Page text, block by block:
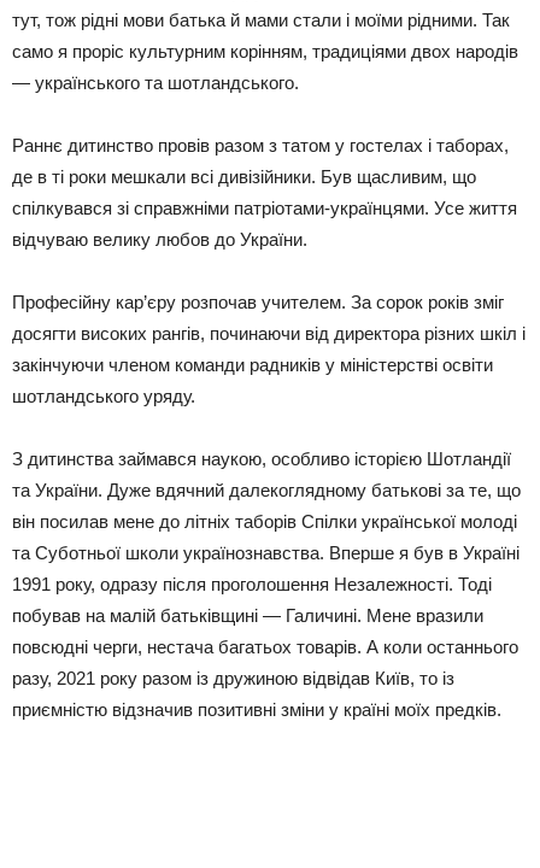
тут, тож рідні мови батька й мами стали і моїми рідними. Так
само я проріс культурним корінням, традиціями двох народів
— українського та шотландського.
Раннє дитинство провів разом з татом у гостелах і таборах,
де в ті роки мешкали всі дивізійники. Був щасливим, що
спілкувався зі справжніми патріотами-українцями. Усе життя
відчуваю велику любов до України.
Професійну кар’єру розпочав учителем. За сорок років зміг
досягти високих рангів, починаючи від директора різних шкіл і
закінчуючи членом команди радників у міністерстві освіти
шотландського уряду.
З дитинства займався наукою, особливо історією Шотландії
та України. Дуже вдячний далекоглядному батькові за те, що
він посилав мене до літніх таборів Спілки української молоді
та Суботньої школи українознавства. Вперше я був в Україні
1991 року, одразу після проголошення Незалежності. Тоді
побував на малій батьківщині — Галичині. Мене вразили
повсюдні черги, нестача багатьох товарів. А коли останнього
разу, 2021 року разом із дружиною відвідав Київ, то із
приємністю відзначив позитивні зміни у країні моїх предків.